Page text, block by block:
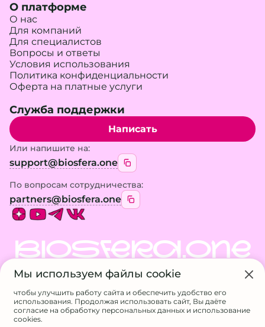
О платформе
О нас
Для компаний
Для специалистов
Вопросы и ответы
Условия использования
Политика конфиденциальности
Оферта на платные услуги
Служба поддержки
Написать
Или напишите на:
support@biosfera.one
По вопросам сотрудничества:
partners@biosfera.one
BIOSFERA.ONE
© 2026 BIOSFERA.ONE. Все права защищены.
только с разрешения владельца
ИП Галанина А.А.
Мы используем файлы cookie
чтобы улучшить работу сайта и обеспечить удобство его
использования. Продолжая использовать сайт, Вы даёте
согласие на обработку персональных данных и использование
cookies.